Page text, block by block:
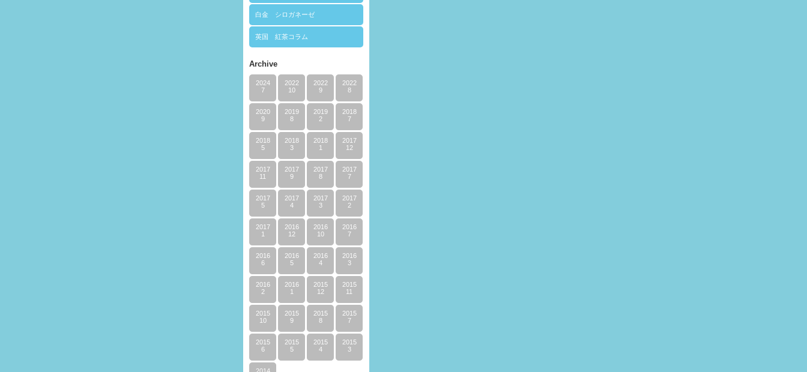
白金 シロガネーゼ
英国 紅茶コラム
Archive
2024
7
2022
10
2022
9
2022
8
2020
9
2019
8
2019
2
2018
7
2018
5
2018
3
2018
1
2017
12
2017
11
2017
9
2017
8
2017
7
2017
5
2017
4
2017
3
2017
2
2017
1
2016
12
2016
10
2016
7
2016
6
2016
5
2016
4
2016
3
2016
2
2016
1
2015
12
2015
11
2015
10
2015
9
2015
8
2015
7
2015
6
2015
5
2015
4
2015
3